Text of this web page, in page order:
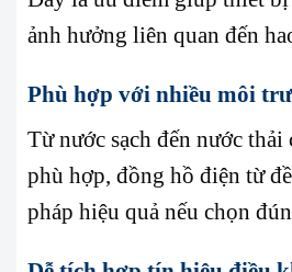
ảnh hưởng liên quan đến
Phù hợp với nhiều môi
Từ nước sạch đến nước thải
phù hợp, đồng hồ điện từ
pháp hiệu quả nếu chọn